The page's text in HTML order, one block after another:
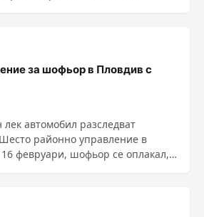
за шофьор в Пловдив с
лек автомобил разследват
районно управление в
февруари, шофьор се оплакал,